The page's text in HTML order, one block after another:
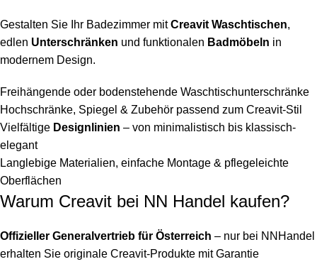
Gestalten Sie Ihr Badezimmer mitCreavit Waschtischen,
edlen Unterschränken und funktionalen Badmöbeln in
modernem Design.
Freihängende oder bodenstehende Waschtischunterschränke
Hochschränke, Spiegel & Zubehör passend zum Creavit-Stil
Vielfältige Designlinien – von minimalistisch bis klassisch-
elegant
Langlebige Materialien, einfache Montage & pflegeleichte
Oberflächen
Warum Creavit bei NN Handel kaufen?
Offizieller Generalvertrieb für Österreich – nur bei NNHandel
erhalten Sie originale Creavit-Produkte mit Garantie